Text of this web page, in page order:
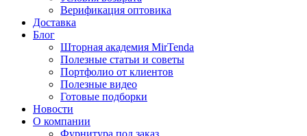
Верификация оптовика
Доставка
Блог
Шторная академия MirTenda
Полезные статьи и советы
Портфолио от клиентов
Полезные видео
Готовые подборки
Новости
О компании
Фурнитура под заказ